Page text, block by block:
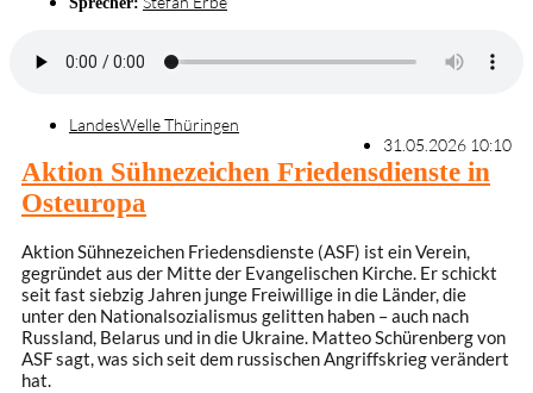
LandesWelle Thüringen
31.05.2026 10:10
Aktion Sühnezeichen Friedensdienste in
Osteuropa
Aktion Sühnezeichen Friedensdienste (ASF) ist ein Verein,
gegründet aus der Mitte der Evangelischen Kirche. Er schickt
seit fast siebzig Jahren junge Freiwillige in die Länder, die
unter den Nationalsozialismus gelitten haben – auch nach
Russland, Belarus und in die Ukraine. Matteo Schürenberg von
ASF sagt, was sich seit dem russischen Angriffskrieg verändert
hat.